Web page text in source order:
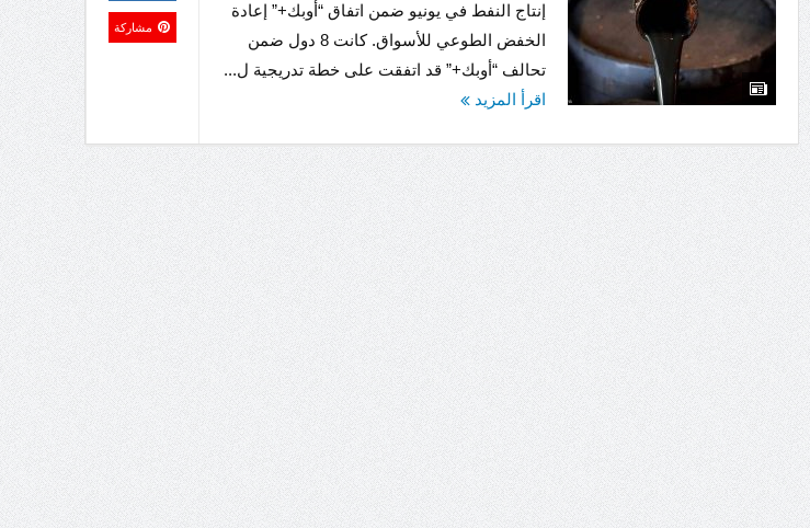
إنتاج النفط في يونيو ضمن اتفاق “أوبك+” إعادة
الخفض الطوعي للأسواق. كانت 8 دول ضمن
تحالف “أوبك+” قد اتفقت على خطة تدريجية ل...
اقرأ المزيد
مشاركة